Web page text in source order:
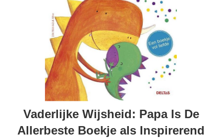
Vaderlijke Wijsheid: Papa Is De
Allerbeste Boekje als Inspirerend